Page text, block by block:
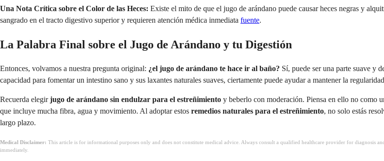
Una Nota Crítica sobre el Color de las Heces: Existe el mito de que el jugo de arándano puede causar heces negras y
sangrado en el tracto digestivo superior y requieren atención médica inmediata fuente.
La Palabra Final sobre el Jugo de Arándano y tu Digestión
Entonces, volvamos a nuestra pregunta original: ¿el jugo de arándano te hace ir al baño? Sí, puede ser una parte suave y
capacidad para fomentar un intestino sano y sus laxantes naturales suaves, ciertamente puede ayudar a mantener la
Recuerda elegirjugo de arándano sin endulzar para el estreñimiento y beberlo con moderación. Piensa en ello no como
que incluye mucha fibra, agua y movimiento. Al adoptar estos remedios naturales para el estreñimiento, no solo estás
largo plazo.
Medical Disclaimer: This article is for informational purposes only and does not constitute medical advice. Always consult a qualified healthcare provider for diagnosis
immediately.